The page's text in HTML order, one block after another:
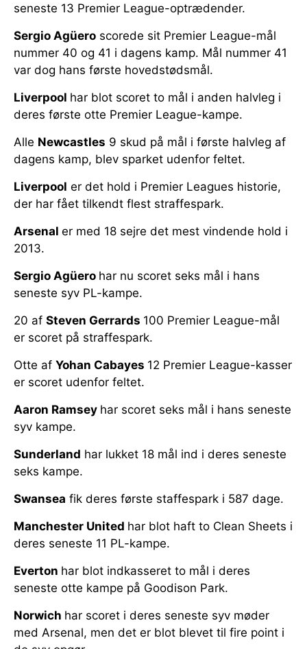
seneste 13 Premier League-optrædender.
Sergio Agüero scorede sit Premier League-mål
nummer 40 og 41 i dagens kamp. Mål nummer 41
var dog hans første hovedstødsmål.
Liverpool har blot scoret to mål i anden halvleg i
deres første otte Premier League-kampe.
Alle Newcastles 9 skud på mål i første halvleg af
dagens kamp, blev sparket udenfor feltet.
Liverpool er det hold i Premier Leagues historie,
der har fået tilkendt flest straffespark.
Arsenal er med 18 sejre det mest vindende hold i
2013.
Sergio Agüero har nu scoret seks mål i hans
seneste syv PL-kampe.
20 af Steven Gerrards 100 Premier League-mål
er scoret på straffespark.
Otte af Yohan Cabayes 12 Premier League-kasser
er scoret udenfor feltet.
Aaron Ramsey har scoret seks mål i hans seneste
syv kampe.
Sunderland har lukket 18 mål ind i deres seneste
seks kampe.
Swansea fik deres første staffespark i 587 dage.
Manchester United har blot haft to Clean Sheets i
deres seneste 11 PL-kampe.
Everton har blot indkasseret to mål i deres
seneste otte kampe på Goodison Park.
Norwich har scoret i deres seneste syv møder
med Arsenal, men det er blot blevet til fire point i